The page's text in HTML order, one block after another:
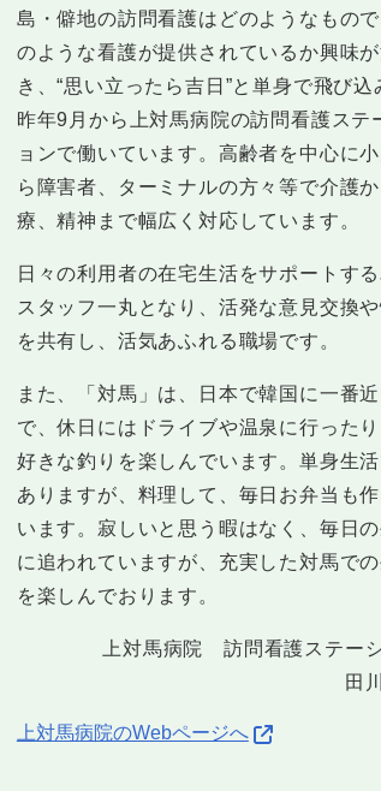
島・僻地の訪問看護はどのようなもの
のような看護が提供されているか興味
き、“思い立ったら吉日”と単身で飛び込
昨年9月から上対馬病院の訪問看護ステ
ョンで働いています。高齢者を中心に
ら障害者、ターミナルの方々等で介護
療、精神まで幅広く対応しています。
日々の利用者の在宅生活をサポートす
スタッフ一丸となり、活発な意見交換
を共有し、活気あふれる職場です。
また、「対馬」は、日本で韓国に一番
で、休日にはドライブや温泉に行った
好きな釣りを楽しんでいます。単身生
ありますが、料理して、毎日お弁当も
います。寂しいと思う暇はなく、毎日
に追われていますが、充実した対馬で
を楽しんでおります。
上対馬病院 訪問看護ステー
田
上対馬病院のWebページへ